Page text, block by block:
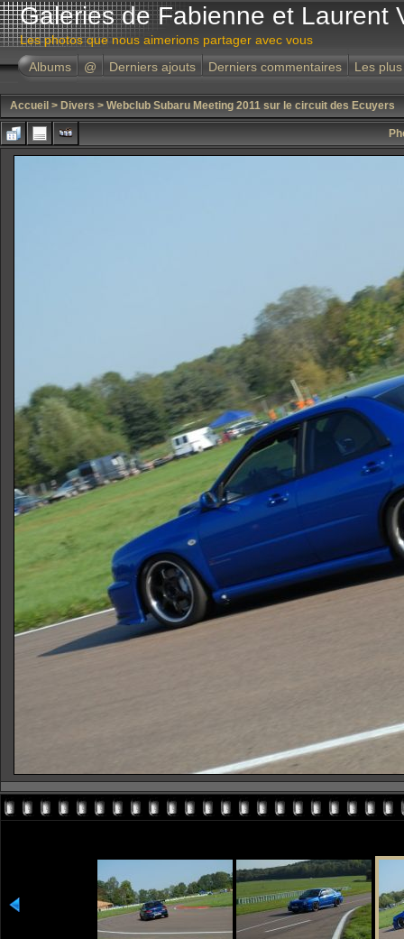
Galeries de Fabienne et Laurent
Les photos que nous aimerions partager avec vous
Albums
@ Derniers ajouts Derniers commentaires Les
Accueil > Divers > Webclub Subaru Meeting 2011 sur le circuit des Ecuyers